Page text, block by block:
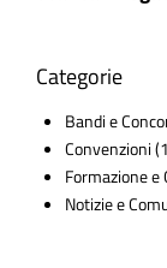
Categorie
Bandi e
Convenzioni
Formazione e
Notizie e